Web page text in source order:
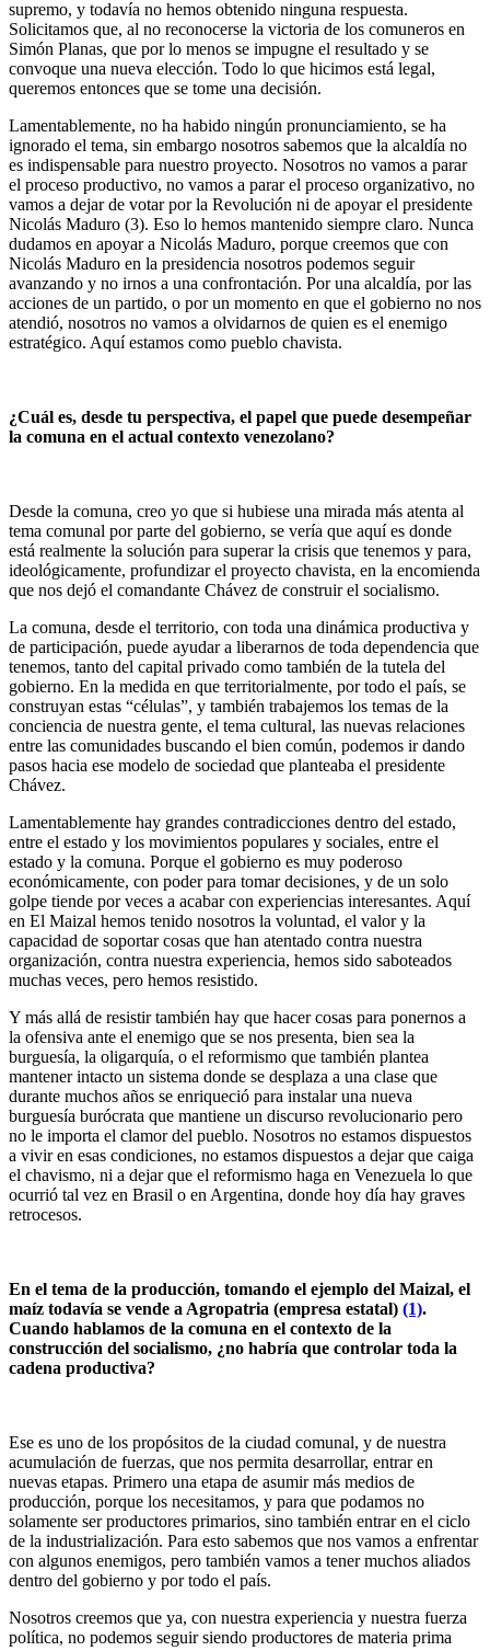
supremo, y todavía no hemos obtenido ninguna respuesta.
Solicitamos que, al no reconocerse la victoria de los comuneros en
Simón Planas, que por lo menos se impugne el resultado y se
convoque una nueva elección. Todo lo que hicimos está legal,
queremos entonces que se tome una decisión.
Lamentablemente, no ha habido ningún pronunciamiento, se ha
ignorado el tema, sin embargo nosotros sabemos que la alcaldía no
es indispensable para nuestro proyecto. Nosotros no vamos a parar
el proceso productivo, no vamos a parar el proceso organizativo, no
vamos a dejar de votar por la Revolución ni de apoyar el presidente
Nicolás Maduro (3). Eso lo hemos mantenido siempre claro. Nunca
dudamos en apoyar a Nicolás Maduro, porque creemos que con
Nicolás Maduro en la presidencia nosotros podemos seguir
avanzando y no irnos a una confrontación. Por una alcaldía, por las
acciones de un partido, o por un momento en que el gobierno no nos
atendió, nosotros no vamos a olvidarnos de quien es el enemigo
estratégico. Aquí estamos como pueblo chavista.
¿Cuál es, desde tu perspectiva, el papel que puede desempeñar
la comuna en el actual contexto venezolano?
Desde la comuna, creo yo que si hubiese una mirada más atenta al
tema comunal por parte del gobierno, se vería que aquí es donde
está realmente la solución para superar la crisis que tenemos y para,
ideológicamente, profundizar el proyecto chavista, en la encomienda
que nos dejó el comandante Chávez de construir el socialismo.
La comuna, desde el territorio, con toda una dinámica productiva y
de participación, puede ayudar a liberarnos de toda dependencia que
tenemos, tanto del capital privado como también de la tutela del
gobierno. En la medida en que territorialmente, por todo el país, se
construyan estas “células”, y también trabajemos los temas de la
conciencia de nuestra gente, el tema cultural, las nuevas relaciones
entre las comunidades buscando el bien común, podemos ir dando
pasos hacia ese modelo de sociedad que planteaba el presidente
Chávez.
Lamentablemente hay grandes contradicciones dentro del estado,
entre el estado y los movimientos populares y sociales, entre el
estado y la comuna. Porque el gobierno es muy poderoso
económicamente, con poder para tomar decisiones, y de un solo
golpe tiende por veces a acabar con experiencias interesantes. Aquí
en El Maizal hemos tenido nosotros la voluntad, el valor y la
capacidad de soportar cosas que han atentado contra nuestra
organización, contra nuestra experiencia, hemos sido saboteados
muchas veces, pero hemos resistido.
Y más allá de resistir también hay que hacer cosas para ponernos a
la ofensiva ante el enemigo que se nos presenta, bien sea la
burguesía, la oligarquía, o el reformismo que también plantea
mantener intacto un sistema donde se desplaza a una clase que
durante muchos años se enriqueció para instalar una nueva
burguesía burócrata que mantiene un discurso revolucionario pero
no le importa el clamor del pueblo. Nosotros no estamos dispuestos
a vivir en esas condiciones, no estamos dispuestos a dejar que caiga
el chavismo, ni a dejar que el reformismo haga en Venezuela lo que
ocurrió tal vez en Brasil o en Argentina, donde hoy día hay graves
retrocesos.
En el tema de la producción, tomando el ejemplo del Maizal, el
maíz todavía se vende a Agropatria (empresa estatal) (1).
Cuando hablamos de la comuna en el contexto de la
construcción del socialismo, ¿no habría que controlar toda la
cadena productiva?
Ese es uno de los propósitos de la ciudad comunal, y de nuestra
acumulación de fuerzas, que nos permita desarrollar, entrar en
nuevas etapas. Primero una etapa de asumir más medios de
producción, porque los necesitamos, y para que podamos no
solamente ser productores primarios, sino también entrar en el ciclo
de la industrialización. Para esto sabemos que nos vamos a enfrentar
con algunos enemigos, pero también vamos a tener muchos aliados
dentro del gobierno y por todo el país.
Nosotros creemos que ya, con nuestra experiencia y nuestra fuerza
política, no podemos seguir siendo productores de materia prima